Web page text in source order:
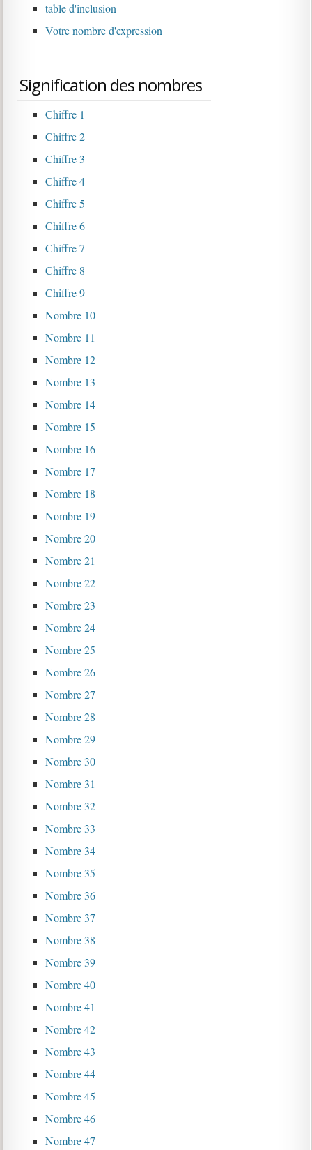
table d'inclusion
Votre nombre d'expression
Signification des nombres
Chiffre 1
Chiffre 2
Chiffre 3
Chiffre 4
Chiffre 5
Chiffre 6
Chiffre 7
Chiffre 8
Chiffre 9
Nombre 10
Nombre 11
Nombre 12
Nombre 13
Nombre 14
Nombre 15
Nombre 16
Nombre 17
Nombre 18
Nombre 19
Nombre 20
Nombre 21
Nombre 22
Nombre 23
Nombre 24
Nombre 25
Nombre 26
Nombre 27
Nombre 28
Nombre 29
Nombre 30
Nombre 31
Nombre 32
Nombre 33
Nombre 34
Nombre 35
Nombre 36
Nombre 37
Nombre 38
Nombre 39
Nombre 40
Nombre 41
Nombre 42
Nombre 43
Nombre 44
Nombre 45
Nombre 46
Nombre 47